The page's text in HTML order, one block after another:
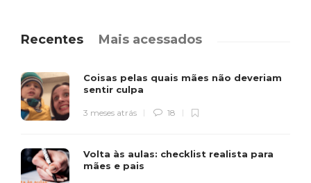
Recentes Mais acessados
Coisas pelas quais mães não deveriam
sentir culpa
3 meses atrás 18
Volta às aulas: checklist realista para
mães e pais